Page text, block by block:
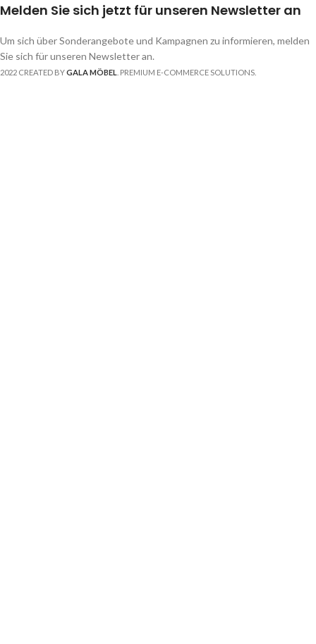
Melden Sie sich jetzt für unseren Newsletter an
Um sich über Sonderangebote und Kampagnen zu informieren, melden
Sie sich für unseren Newsletter an.
2022 CREATED BYGALA MÖBEL . PREMIUM E-COMMERCE SOLUTIONS.